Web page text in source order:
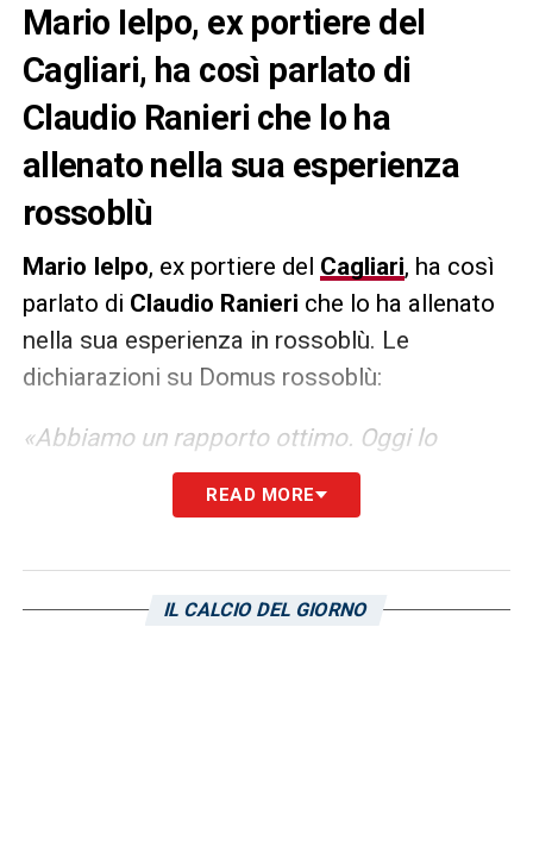
Mario Ielpo, ex portiere del
Cagliari, ha così parlato di
Claudio Ranieri che lo ha
allenato nella sua esperienza
rossoblù
Mario Ielpo, ex portiere del Cagliari, ha così
parlato di Claudio Ranieri che lo ha allenato
nella sua esperienza in rossoblù. Le
dichiarazioni su Domus rossoblù:
«Abbiamo un rapporto ottimo. Oggi lo
considero un fratello maggiore. Quando
giocavo era l’allenatore e quindi le relazioni
del calcio posso dire serenamente e
READ MORE
IL CALCIO DEL GIORNO